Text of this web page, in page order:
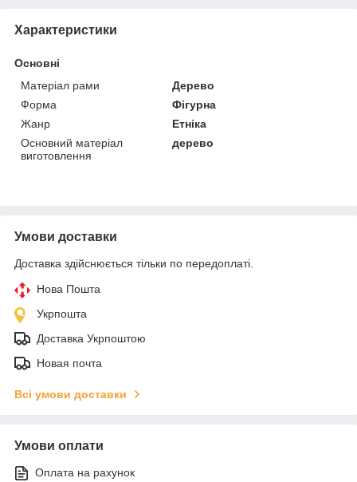
Характеристики
Основні
Матеріал рами
Дерево
Форма
Фігурна
Жанр
Етніка
Основний матеріал
виготовлення
дерево
Умови доставки
Доставка здійснюється тільки по передоплаті.
Нова Пошта
Укрпошта
Доставка Укрпоштою
Новая почта
Всі умови доставки
Умови оплати
Оплата на рахунок